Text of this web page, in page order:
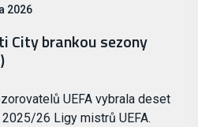
2026
City brankou sezony
UEFA vybrala deset
26 Ligy mistrů UEFA.